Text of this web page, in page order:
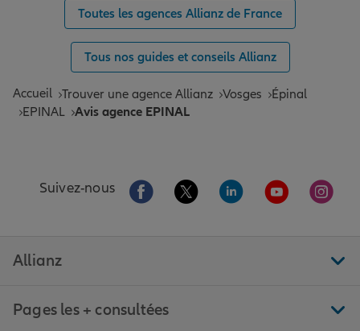
Toutes les agences Allianz de France
Tous nos guides et conseils Allianz
Accueil Trouver une agence Allianz Vosges
Épinal
EPINAL Avis agence EPINAL
Suivez-nous Aller sur la page Facebook de Allianz
Aller sur la page Twitter de
Aller sur la page
Aller sur la
Aller
Allianz
Pages les + consultées